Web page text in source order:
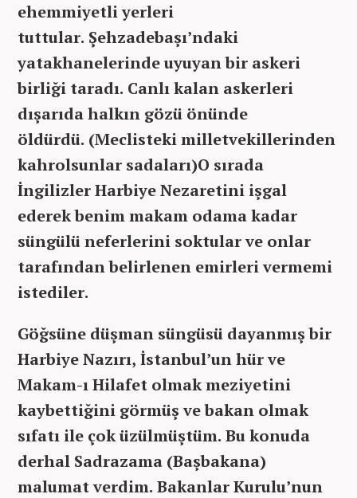
ehemmiyetli yerleri
tuttular. Şehzadebaşı’ndaki
yatakhanelerinde uyuyan bir askeri
birliği taradı. Canlı kalan askerleri
dışarıda halkın gözü önünde
öldürdü. (Meclisteki milletvekillerinden
kahrolsunlar sadaları)O sırada
İngilizler Harbiye Nezaretini işgal
ederek benim makam odama kadar
süngülü neferlerini soktular ve onlar
tarafından belirlenen emirleri vermemi
istediler.
Göğsüne düşman süngüsü dayanmış bir
Harbiye Nazırı, İstanbul’un hür ve
Makam-ı Hilafet olmak meziyetini
kaybettiğini görmüş ve bakan olmak
sıfatı ile çok üzülmüştüm. Bu konuda
derhal Sadrazama (Başbakana)
malumat verdim. Bakanlar Kurulu’nun